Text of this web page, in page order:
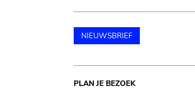
NIEUWSBRIEF
PLAN JE BEZOEK